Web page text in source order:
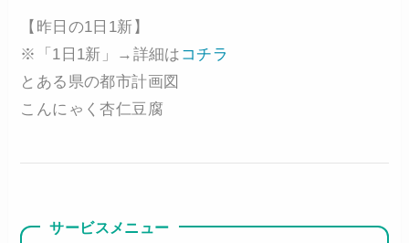
【昨日の1日1新】
※「1日1新」→詳細は コチラ
とある県の都市計画図
こんにゃく杏仁豆腐
サービスメニュー